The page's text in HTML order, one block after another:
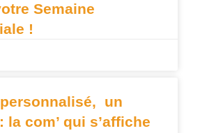
Semaine
!
un
la com’ qui s’affiche